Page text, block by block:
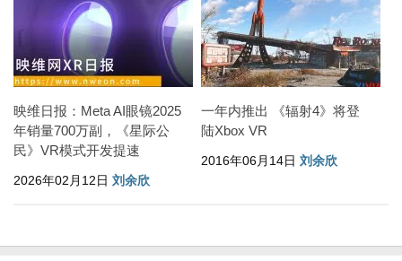
映维日报：Meta AI眼镜2025
年销量700万副，《星际公
民》VR模式开发提速
2026年02月12日 刘余欣
一年内推出 《辐射4》将登
陆Xbox VR
2016年06月14日 刘余欣